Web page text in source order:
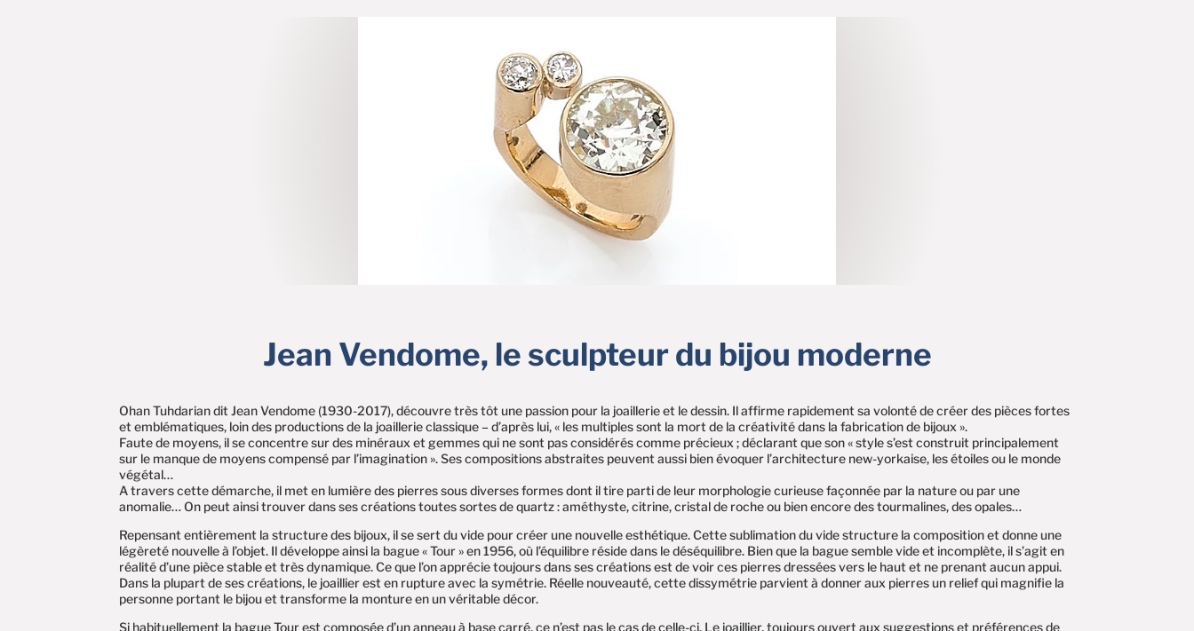
Jean Vendome, le sculpteur du bijou moderne
Ohan Tuhdarian dit Jean Vendome (1930-2017), découvre très tôt une passion pour la joaillerie et le dessin. Il affirme rapidement sa volonté de créer des pièces fortes
et emblématiques, loin des productions de la joaillerie classique – d’après lui, « les multiples sont la mort de la créativité dans la fabrication de bijoux ».
Faute de moyens, il se concentre sur des minéraux et gemmes qui ne sont pas considérés comme précieux ; déclarant que son « style s’est construit principalement
sur le manque de moyens compensé par l’imagination ». Ses compositions abstraites peuvent aussi bien évoquer l’architecture new-yorkaise, les étoiles ou le monde
végétal…
A travers cette démarche, il met en lumière des pierres sous diverses formes dont il tire parti de leur morphologie curieuse façonnée par la nature ou par une
anomalie… On peut ainsi trouver dans ses créations toutes sortes de quartz : améthyste, citrine, cristal de roche ou bien encore des tourmalines, des opales…
Repensant entièrement la structure des bijoux, il se sert du vide pour créer une nouvelle esthétique. Cette sublimation du vide structure la composition et donne une
légèreté nouvelle à l’objet. Il développe ainsi la bague « Tour » en 1956, où l’équilibre réside dans le déséquilibre. Bien que la bague semble vide et incomplète, il s’agit en
réalité d’une pièce stable et très dynamique. Ce que l’on apprécie toujours dans ses créations est de voir ces pierres dressées vers le haut et ne prenant aucun appui.
Dans la plupart de ses créations, le joaillier est en rupture avec la symétrie. Réelle nouveauté, cette dissymétrie parvient à donner aux pierres un relief qui magnifie la
personne portant le bijou et transforme la monture en un véritable décor.
Si habituellement la bague Tour est composée d’un anneau à base carré, ce n’est pas le cas de celle-ci. Le joaillier, toujours ouvert aux suggestions et préférences de